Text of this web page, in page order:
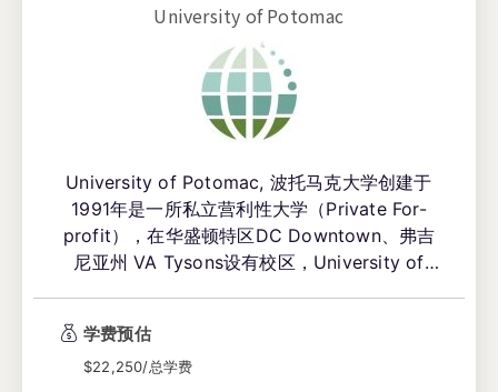
University of Potomac
University of Potomac, 波托马克大学创建于
1991年是一所私立营利性大学（Private For-
profit），在华盛顿特区DC Downtown、弗吉
尼亚州 VA Tysons设有校区，University of
（Doctorate）课程，并获得美国中部各州高等
教育委员会的认证。
学费预估
$22,250/总学费